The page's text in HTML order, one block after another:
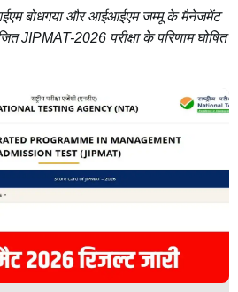
बोधगया और आईआईएम जम्मू के मैनेजमेंट
JIPMAT-2026 परीक्षा के परिणाम घोषित